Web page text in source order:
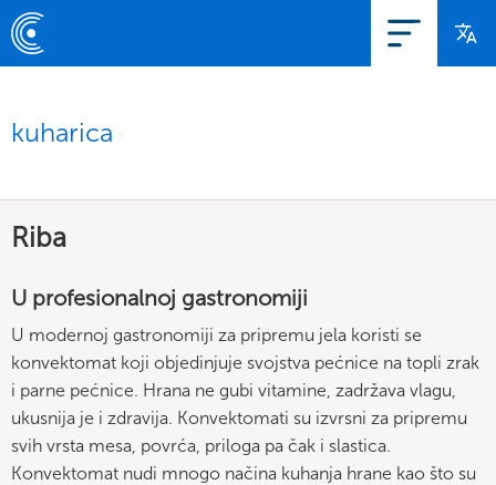
kuharica
Riba
U profesionalnoj gastronomiji
U modernoj gastronomiji za pripremu jela koristi se
konvektomat koji objedinjuje svojstva pećnice na topli zrak
i parne pećnice. Hrana ne gubi vitamine, zadržava vlagu,
ukusnija je i zdravija. Konvektomati su izvrsni za pripremu
svih vrsta mesa, povrća, priloga pa čak i slastica.
Konvektomat nudi mnogo načina kuhanja hrane kao što su